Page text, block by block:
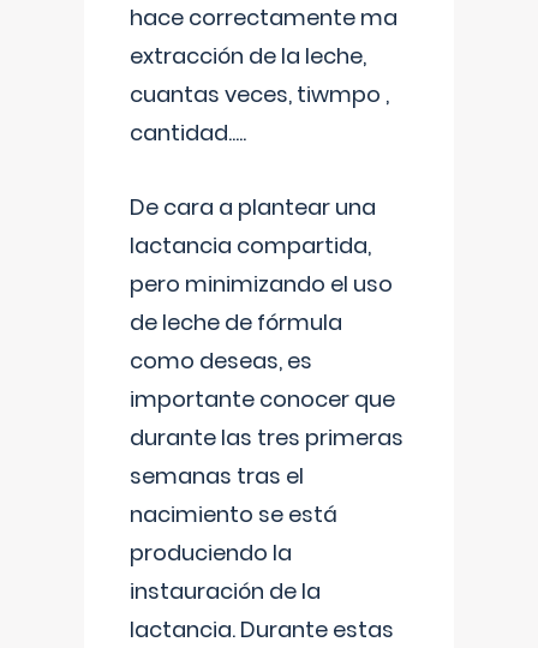
hace correctamente ma
extracción de la leche,
cuantas veces, tiwmpo ,
cantidad.....
De cara a plantear una
lactancia compartida,
pero minimizando el uso
de leche de fórmula
como deseas, es
importante conocer que
durante las tres primeras
semanas tras el
nacimiento se está
produciendo la
instauración de la
lactancia. Durante estas